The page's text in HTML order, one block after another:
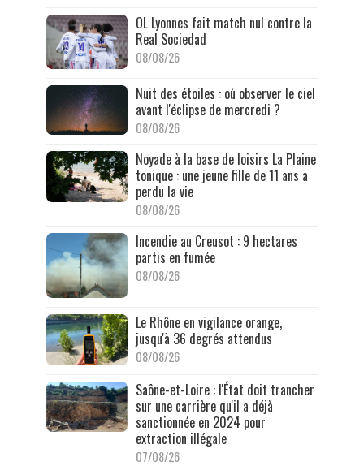
OL Lyonnes fait match nul contre la
Real Sociedad
08/08/26
Nuit des étoiles : où observer le ciel
avant l'éclipse de mercredi ?
08/08/26
Noyade à la base de loisirs La Plaine
tonique : une jeune fille de 11 ans a
perdu la vie
08/08/26
Incendie au Creusot : 9 hectares
partis en fumée
08/08/26
Le Rhône en vigilance orange,
jusqu'à 36 degrés attendus
08/08/26
Saône-et-Loire : l'État doit trancher
sur une carrière qu'il a déjà
sanctionnée en 2024 pour
extraction illégale
07/08/26